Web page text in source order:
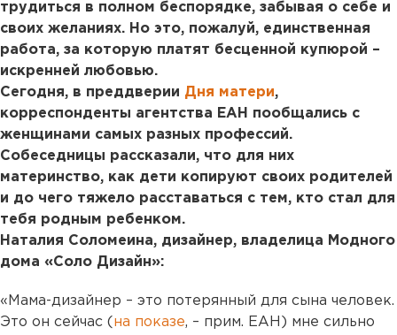
трудиться в полном беспорядке, забывая о себе и
своих желаниях. Но это, пожалуй, единственная
работа, за которую платят бесценной купюрой –
искренней любовью.
Сегодня, в преддверии Дня матери,
корреспонденты агентства ЕАН пообщались с
женщинами самых разных профессий.
Собеседницы рассказали, что для них
материнство, как дети копируют своих родителей
и до чего тяжело расставаться с тем, кто стал для
тебя родным ребенком.
Наталия Соломеина, дизайнер, владелица Модного
дома «Соло Дизайн»:
«Мама-дизайнер – это потерянный для сына человек.
Это он сейчас ( на показе, – прим. ЕАН) мне сильно